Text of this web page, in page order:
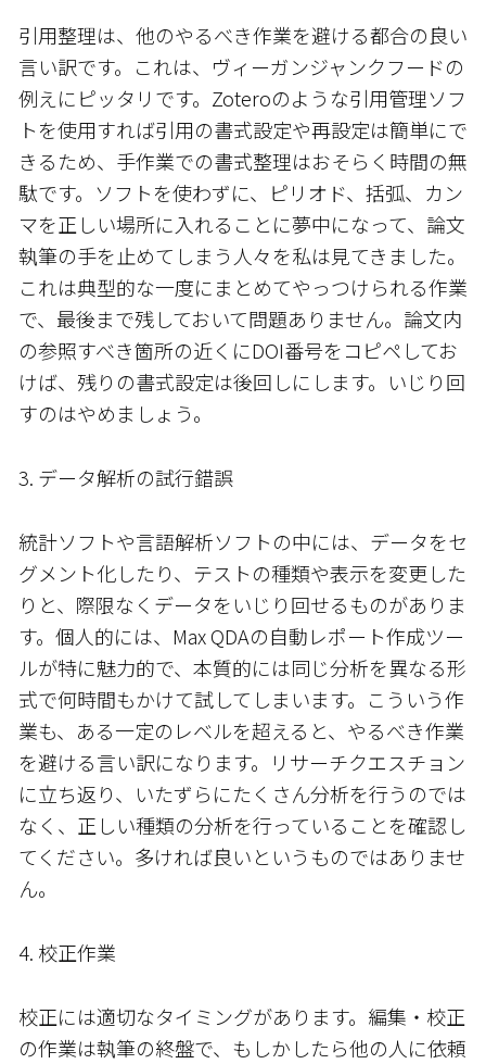
引用整理は、他のやるべき作業を避ける都合の良い
言い訳です。これは、ヴィーガンジャンクフードの
例えにピッタリです。Zoteroのような引用管理ソフ
トを使用すれば引用の書式設定や再設定は簡単にで
きるため、手作業での書式整理はおそらく時間の無
駄です。ソフトを使わずに、ピリオド、括弧、カン
マを正しい場所に入れることに夢中になって、論文
執筆の手を止めてしまう人々を私は見てきました。
これは典型的な一度にまとめてやっつけられる作業
で、最後まで残しておいて問題ありません。論文内
の参照すべき箇所の近くにDOI番号をコピペしてお
けば、残りの書式設定は後回しにします。いじり回
すのはやめましょう。
3. データ解析の試行錯誤
統計ソフトや言語解析ソフトの中には、データをセ
グメント化したり、テストの種類や表示を変更した
りと、際限なくデータをいじり回せるものがありま
す。個人的には、Max QDAの自動レポート作成ツー
ルが特に魅力的で、本質的には同じ分析を異なる形
式で何時間もかけて試してしまいます。こういう作
業も、ある一定のレベルを超えると、やるべき作業
を避ける言い訳になります。リサーチクエスチョン
に立ち返り、いたずらにたくさん分析を行うのでは
なく、正しい種類の分析を行っていることを確認し
てください。多ければ良いというものではありませ
ん。
4. 校正作業
校正には適切なタイミングがあります。編集・校正
の作業は執筆の終盤で、もしかしたら他の人に依頼